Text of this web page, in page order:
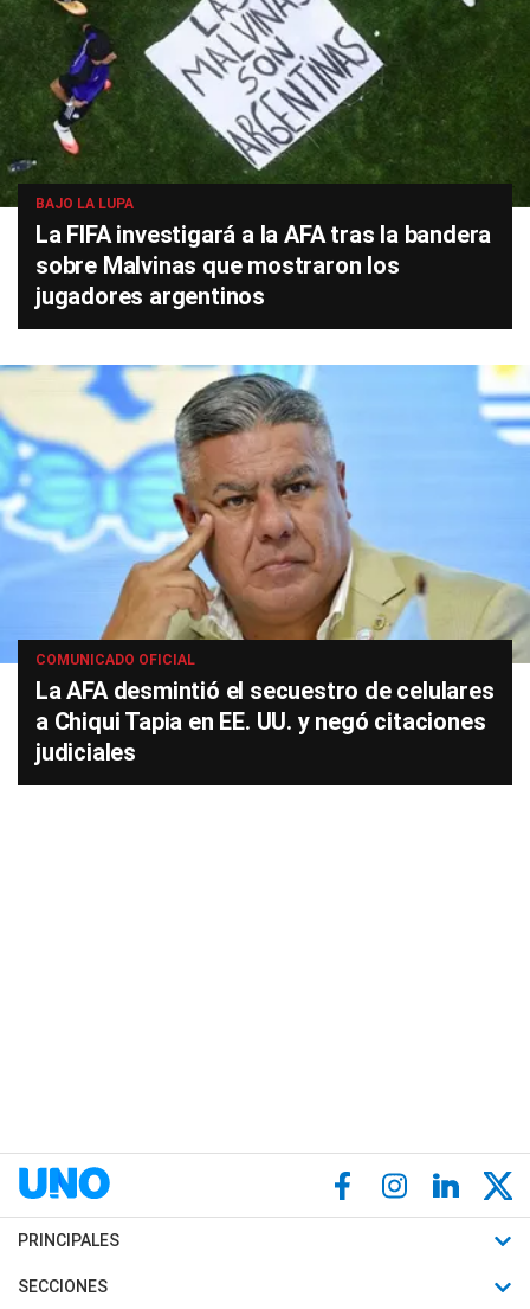
BAJO LA LUPA
La FIFA investigará a la AFA tras la bandera
sobre Malvinas que mostraron los
jugadores argentinos
COMUNICADO OFICIAL
La AFA desmintió el secuestro de celulares
a Chiqui Tapia en EE. UU. y negó citaciones
judiciales
PRINCIPALES
Últimas Noticias
SECCIONES